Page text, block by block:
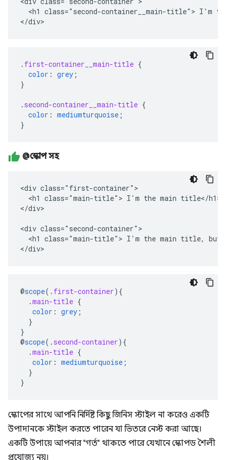
<h1 class="second-container__main-title"> I'm
</div>
. first-container__main-title {
color : grey ;
}
. second-container__main-title {
color : mediumturquoise ;
}
@স্কোপ সহ
<div class="first-container">
  <h1 class="main-title"> I'm the main title</h1>
</div>
<div class="second-container">
<h1 class="main-title"> I'm the main title, but
</div>
@scope( . first-container) {
.main-title {
color : grey ;
}
}
@scope( . second-container) {
.main-title {
color : mediumturquoise ;
}
}
স্কোপের সাথে আপনি নির্দিষ্ট কিছু জিনিস স্টাইল না করেও একটি
উপাদানকে স্টাইল করতে পারেন যা ভিতরে নেস্ট করা আছে।
একটি উপায়ে আপনার "গর্ত" থাকতে পারে যেখানে স্কোপড শৈলী
প্রযোজ্য নয়।